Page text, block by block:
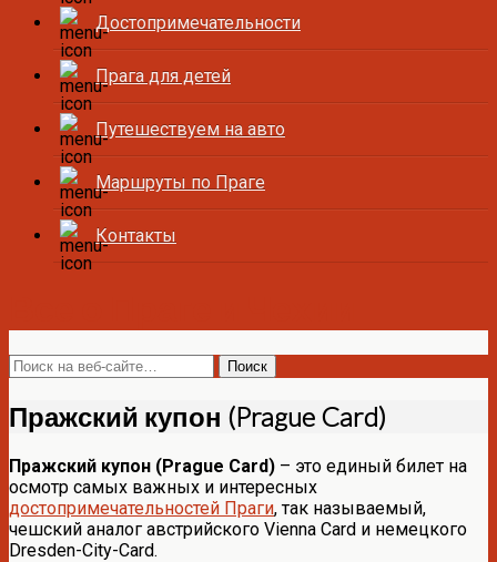
Достопримечательности
Прага для детей
Путешествуем на авто
Маршруты по Праге
Контакты
Пражский купон (Prague Card)
Пражский купон (Prague Card) – это единый билет на
осмотр самых важных и интересных
достопримечательностей Праги, так называемый,
чешский аналог австрийского Vienna Card и немецкого
Dresden-City-Card.